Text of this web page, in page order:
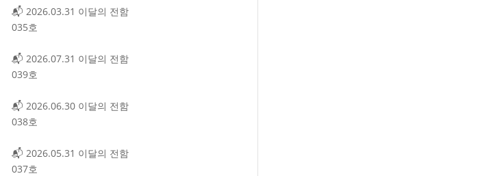
📬 2026.03.31 이달의 전함
035호
📬 2026.07.31 이달의 전함
039호
📬 2026.06.30 이달의 전함
038호
📬 2026.05.31 이달의 전함
037호